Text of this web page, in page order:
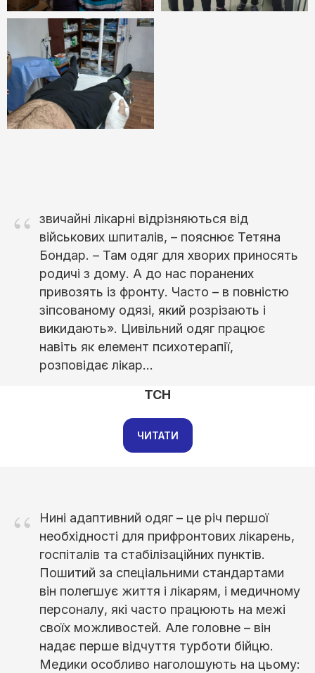
“
звичайні лікарні відрізняються від
військових шпиталів, – пояснює Тетяна
Бондар. – Там одяг для хворих приносять
родичі з дому. А до нас поранених
привозять із фронту. Часто – в повністю
зіпсованому одязі, який розрізають і
викидають». Цивільний одяг працює
навіть як елемент психотерапії,
розповідає лікар...
ТСН
ЧИТАТИ
“
Нині адаптивний одяг – це річ першої
необхідності для прифронтових лікарень,
госпіталів та стабілізаційних пунктів.
Пошитий за спеціальними стандартами
він полегшує життя і лікарям, і медичному
персоналу, які часто працюють на межі
своїх можливостей. Але головне – він
надає перше відчуття турботи бійцю.
Медики особливо наголошують на цьому: